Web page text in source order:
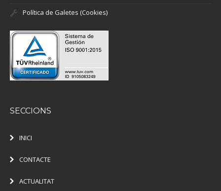
Política de Galetes (Cookies)
SECCIONS
INICI
CONTACTE
ACTUALITAT